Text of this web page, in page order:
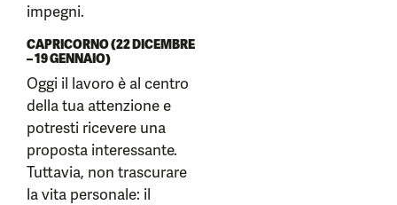
impegni.
CAPRICORNO (22 DICEMBRE
– 19 GENNAIO)
Oggi il lavoro è al centro
della tua attenzione e
potresti ricevere una
proposta interessante.
Tuttavia, non trascurare
la vita personale: il